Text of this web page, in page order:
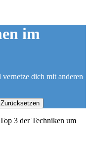
im
dich mit anderen
Zurücksetzen
3 der Techniken um